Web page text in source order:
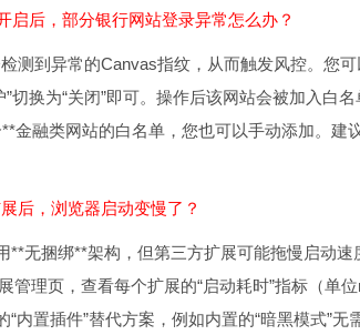
启后，部分银行网站登录异常怎么办？
测到异常的Canvas指纹，从而触发风控。您
切换为“关闭”即可。操作后该网站会被加入白
金融类网站的白名单，您也可以手动添加。建
后，浏览器启动变慢了？
**无捆绑**架构，但第三方扩展可能拖慢启动速
管理页，查看每个扩展的“启动耗时”指标（单
“内置插件”替代方案，例如内置的“暗黑模式”